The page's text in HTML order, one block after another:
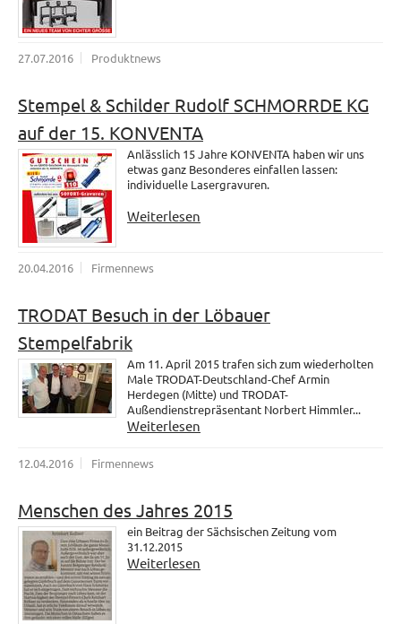
27.07.2016 Produktnews
Stempel & Schilder Rudolf SCHMORRDE KG
auf der 15. KONVENTA
Anlässlich 15 Jahre KONVENTA haben wir uns
etwas ganz Besonderes einfallen lassen:
individuelle Lasergravuren.
Weiterlesen
20.04.2016 Firmennews
TRODAT Besuch in der Löbauer
Stempelfabrik
Am 11. April 2015 trafen sich zum wiederholten
Male TRODAT-Deutschland-Chef Armin
Herdegen (Mitte) und TRODAT-
Außendienstrepräsentant Norbert Himmler...
Weiterlesen
12.04.2016 Firmennews
Menschen des Jahres 2015
ein Beitrag der Sächsischen Zeitung vom
31.12.2015
Weiterlesen